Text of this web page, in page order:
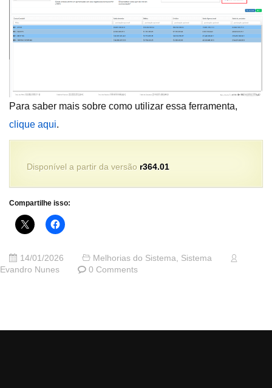
Para saber mais sobre como utilizar essa ferramenta,
clique aqui.
Disponível a partir da versão r364.01
Compartilhe isso:
14/01/2026 Melhorias do Sistema
Sistema
Evandro Nunes
0 Comments